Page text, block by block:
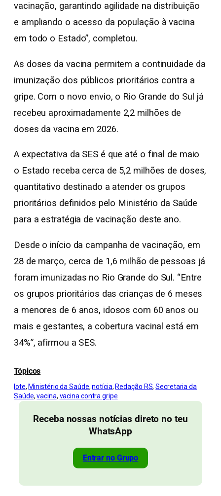
vacinação, garantindo agilidade na distribuição
e ampliando o acesso da população à vacina
em todo o Estado”, completou.
As doses da vacina permitem a continuidade da
imunização dos públicos prioritários contra a
gripe. Com o novo envio, o Rio Grande do Sul já
recebeu aproximadamente 2,2 milhões de
doses da vacina em 2026.
A expectativa da SES é que até o final de maio
o Estado receba cerca de 5,2 milhões de doses,
quantitativo destinado a atender os grupos
prioritários definidos pelo Ministério da Saúde
para a estratégia de vacinação deste ano.
Desde o início da campanha de vacinação, em
28 de março, cerca de 1,6 milhão de pessoas já
foram imunizadas no Rio Grande do Sul. “Entre
os grupos prioritários das crianças de 6 meses
a menores de 6 anos, idosos com 60 anos ou
mais e gestantes, a cobertura vacinal está em
34%”, afirmou a SES.
Tópicos
lote, Ministério da Saúde, notícia, Redação RS, Secretaria da
Saúde, vacina, vacina contra gripe
Receba nossas notícias direto no teu
WhatsApp
Entrar no Grupo